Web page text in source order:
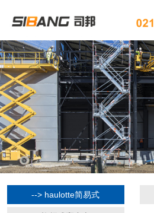
--> haulotte简易式